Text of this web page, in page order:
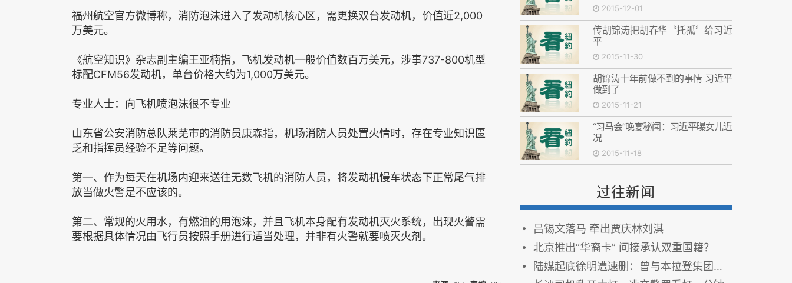
福州航空官方微博称，消防泡沫进入了发动机核心区，需更换双台发动机，价值近2,000
万美元。
《航空知识》杂志副主编王亚楠指，飞机发动机一般价值数百万美元，涉事737-800机型
标配CFM56发动机，单台价格大约为1,000万美元。
专业人士：向飞机喷泡沫很不专业
山东省公安消防总队莱芜市的消防员康森指，机场消防人员处置火情时，存在专业知识匮
乏和指挥员经验不足等问题。
第一、作为每天在机场内迎来送往无数飞机的消防人员，将发动机慢车状态下正常尾气排
放当做火警是不应该的。
第二、常规的火用水，有燃油的用泡沫，并且飞机本身配有发动机灭火系统，出现火警需
要根据具体情况由飞行员按照手册进行适当处理，并非有火警就要喷灭火剂。
2015-12-01
传胡锦涛把胡春华〝托孤〞给习近
平
2015-11-30
胡锦涛十年前做不到的事情 习近平
做到了
2015-11-21
“习马会”晚宴秘闻：习近平曝女儿近
况
2015-11-18
过往新闻
吕锡文落马 牵出贾庆林刘淇
北京推出“华裔卡” 间接承认双重国籍？
陆媒起底徐明遭速删：曾与本拉登集团合作石油生意